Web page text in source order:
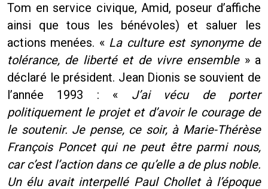
Tom en service civique, Amid, poseur d’affiche
ainsi que tous les bénévoles) et saluer les
actions menées. « La culture est synonyme de
tolérance, de liberté et de vivre ensemble» a
déclaré le président. Jean Dionis se souvient de
l’année 1993 : « J’ai vécu de porter
politiquement le projet et d’avoir le courage de
le soutenir. Je pense, ce soir, à Marie-Thérèse
François Poncet qui ne peut être parmi nous,
car c’est l’action dans ce qu’elle a de plus noble.
Un élu avait interpellé Paul Chollet à l’époque